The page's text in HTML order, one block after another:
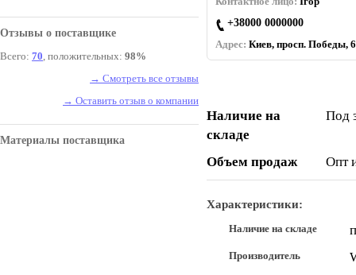
Отзывы о поставщике
Всего: 70, положительных: 98%
→ Смотреть все отзывы
→ Оставить отзыв о компании
Материалы поставщика
+38000 0000000
Адрес: Киев, просп. Победы,
Наличие на
складе
Под
Объем продаж Опт
Характеристики:
Наличие на складе
Производитель